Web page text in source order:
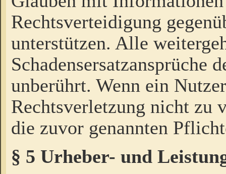
Rechtsverteidigung
unterstützen. Alle
Schadensersatzansprüche
unberührt. Wenn ein
Rechtsverletzung nicht zu
die zuvor genannten
§ 5 Urheber- und